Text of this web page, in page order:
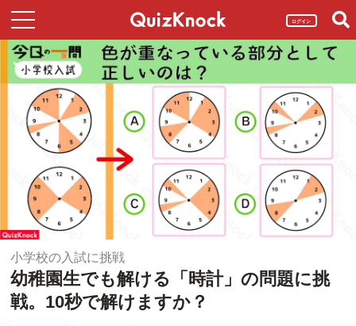
ログイン
小学校の入試に挑戦
幼稚園生でも解ける「時計」の問題に挑
戦。10秒で解けますか？